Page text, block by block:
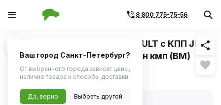
8 800 775-75-56
1/2 Похожие
ШРУС ВАЗ LADA Largus, RENAULT с КПП JR5,
NISSAN наружн. 22/23шл. полн кмп (BM)
2 737 ₽
В наличии
Ваш город Санкт-Петербург?
От выбранного города зависят цены,
наличие товара и способы доставки
Да, верно Выбрать другой